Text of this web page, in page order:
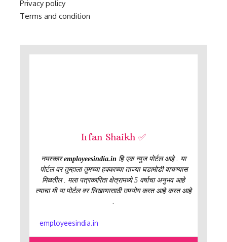
Privacy policy
Terms and condition
Irfan Shaikh ✅
नमस्कारemployeesindia.in हि एक न्युज पोर्टल आहे . या
पोर्टल वर तुम्हाला तुमच्या हक्काच्या ताज्या घडामोडी वाचण्यास
मिळतील . मला पत्रकारिता क्षेत्रामध्ये 5 वर्षाचा अनुभव आहे
त्याचा मी या पोर्टल वर लिखाणासाठी उपयोग करत आहे करत आहे
.
employeesindia.in